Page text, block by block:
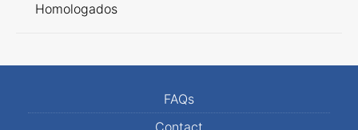
Homologados
FAQs
Contact